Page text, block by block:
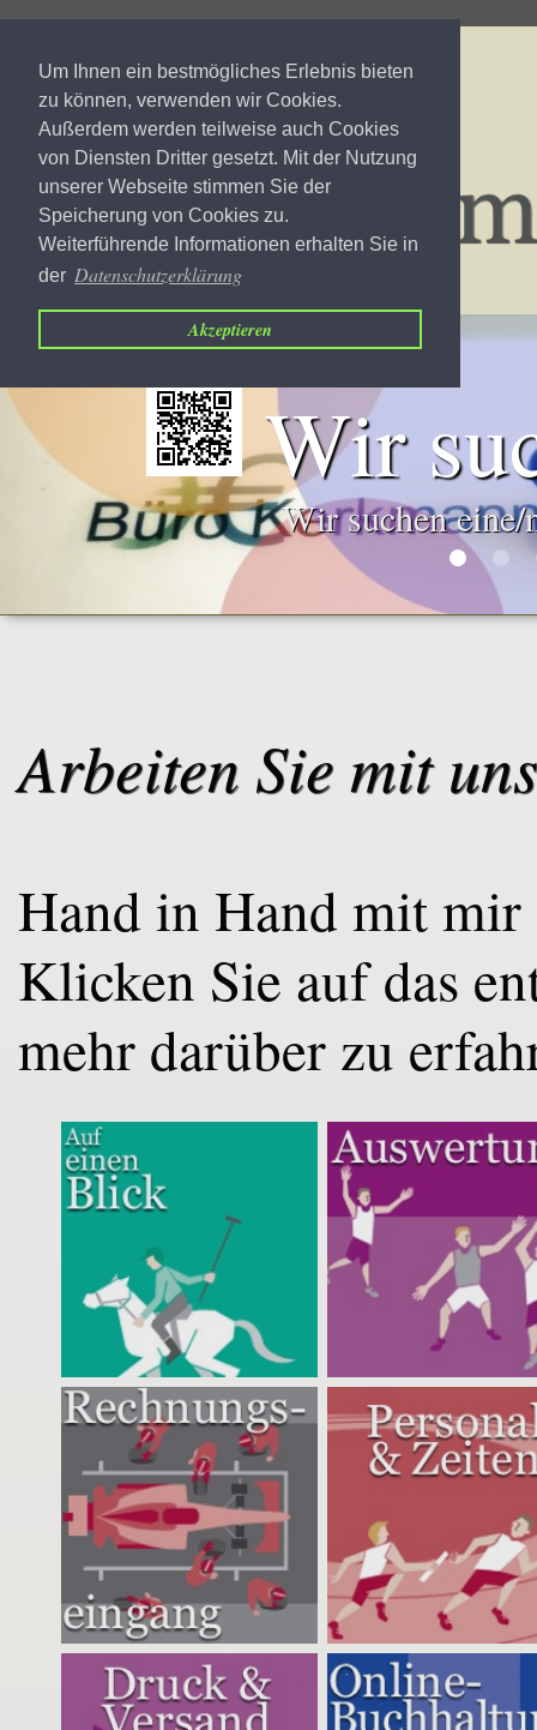
Um Ihnen ein bestmögliches Erlebnis bieten
zu können, verwenden wir Cookies.
Außerdem werden teilweise auch Cookies
von Diensten Dritter gesetzt. Mit der Nutzung
unserer Webseite stimmen Sie der
Speicherung von Cookies zu.
Weiterführende Informationen erhalten Sie in
der Datenschutzerklärung
Akzeptieren
Wir
Wir suchen eine/
Arbeiten Sie mit
Hand in Hand mit mir
Klicken Sie auf das
mehr darüber zu